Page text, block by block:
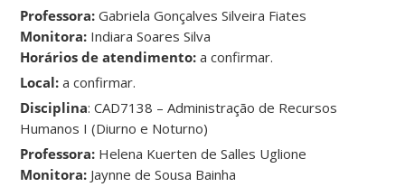
Professora:Gabriela Gonçalves Silveira Fiates
Monitora: Indiara Soares Silva
Horários de atendimento: a confirmar.
Local: a confirmar.
Disciplina: CAD7138 – Administração de Recursos
Humanos I (Diurno e Noturno)
Professora: Helena Kuerten de Salles Uglione
Monitora: Jaynne de Sousa Bainha